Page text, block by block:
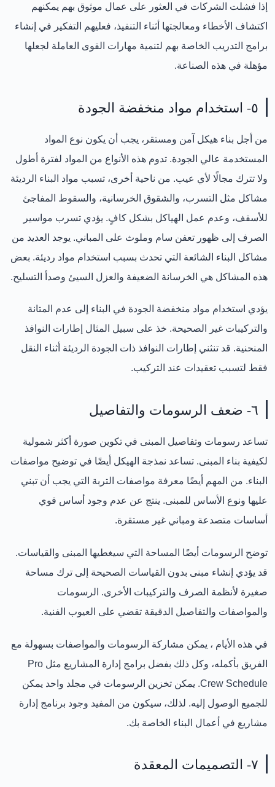
إذا فشلت الشركات في العثور على عمال موثوق بهم يمكنهم
اكتشاف الأخطاء ومعالجتها أثناء التنفيذ، فعليهم التفكير في إنشاء
برامج التدريب الخاصة بهم لتنمية مهارات القوى العاملة لجعلها
مؤهلة في هذه الصناعة.
٥- استخدام مواد منخفضة الجودة
من أجل بناء هيكل آمن ومستقر، يجب أن يكون نوع المواد
المستخدمة عالي الجودة. تدوم هذه الأنواع من المواد لفترة أطول
ولا تترك مجالًا لأي عيب. من ناحية أخرى، تسبب مواد البناء الرديئة
مشاكل مثل التسرب، والشقوق الخرسانية، والسقوط المفاجئ
للأسقف، وعدم عمل الهياكل بشكل كافٍ. يؤدي تسرب مواسير
الصرف إلى ظهور تعفن سام وملوث على المباني. يوجد العديد من
مشاكل البناء الشائعة التي تحدث بسبب استخدام مواد رديئة. بعض
هذه المشاكل هي الخرسانة الضعيفة والعزل السيئ وصدأ التسليح.
يؤدي استخدام مواد منخفضة الجودة في البناء إلى عدم المتانة
والتركيبات غير الصحيحة. خذ على سبيل المثال إطارات النوافذ
المنحنية. قد تنثني إطارات النوافذ ذات الجودة الرديئة أثناء النقل
فقط لتسبب تعقيدات عند التركيب.
٦- ضعف الرسومات والتفاصيل
تساعد رسومات وتفاصيل المبنى في تكوين صورة أكثر شمولية
لكيفية بناء المبنى. تساعد نمذجة الهيكل أيضًا في توضيح مواصفات
البناء. من المهم أيضًا معرفة مواصفات التربة التي يجب أن تبني
عليها ونوع الأساس للمبنى. ينتج عن عدم وجود أساس قوي
أساسات متصدعة ومباني غير مستقرة.
توضح الرسومات أيضًا المساحة التي سيغطيها المبنى والقياسات.
قد يؤدي إنشاء مبنى بدون القياسات الصحيحة إلى ترك مساحة
صغيرة لأنظمة الصرف والتركيبات الأخرى. الرسومات
والمواصفات والتفاصيل الدقيقة تقضي على العيوب الفنية.
في هذه الأيام ، يمكن مشاركة الرسومات والمواصفات بسهولة مع
الفريق بأكمله، وكل ذلك بفضل برامج إدارة المشاريع مثل Pro
Crew Schedule. يمكن تخزين الرسومات في مجلد واحد يمكن
للجميع الوصول إليه. لذلك، سيكون من المفيد وجود برنامج إدارة
مشاريع في أعمال البناء الخاصة بك.
٧- التصميمات المعقدة